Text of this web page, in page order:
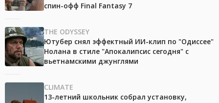
спин-офф Final Fantasy 7
THE ODYSSEY
Ютубер снял эффектный ИИ-клип по "Одиссее"
Нолана в стиле "Апокалипсис сегодня" с
вьетнамскими джунглями
CLIMATE
13-летний школьник собрал установку,